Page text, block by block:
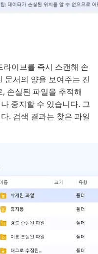
이브를 즉시 스캔해 손
문서의 양을 보여주는 진
손실된 파일을 추적해
중지할 수 있습니다. 그
. 검색 결과는 찾은 파일